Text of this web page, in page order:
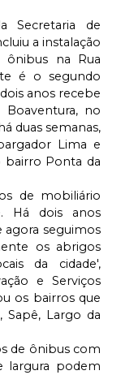
Secretaria de
a instalação
na Rua
é o segundo
anos recebe
no
duas semanas,
Lima e
bairro Ponta da
de mobiliário
Há dois anos
agora seguimos
os abrigos
da cidade',
e Serviços
os bairros que
Largo da
de ônibus com
largura podem